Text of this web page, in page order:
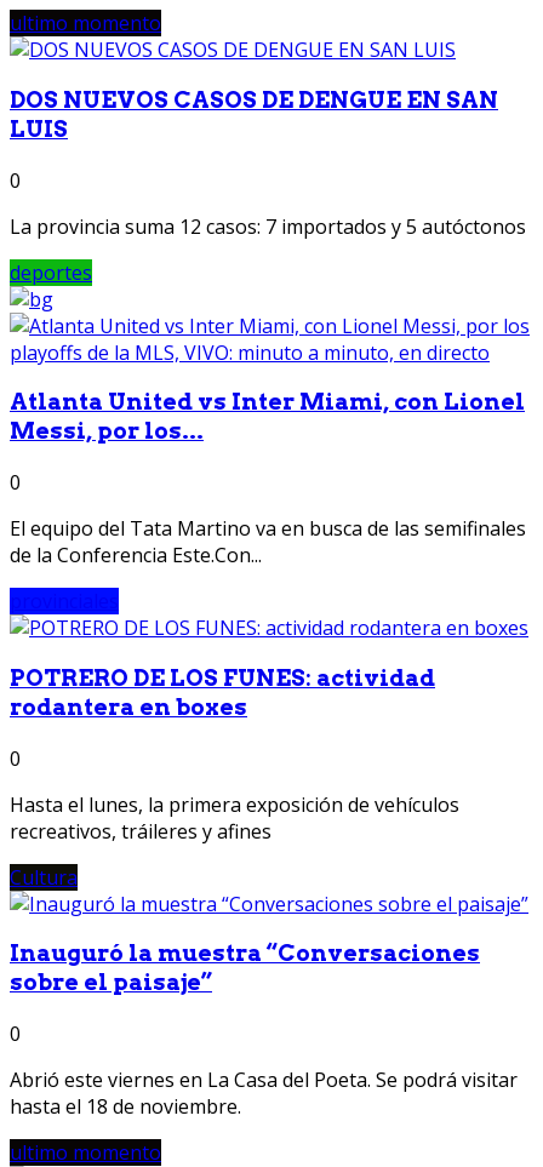
ultimo momento
DOS NUEVOS CASOS DE DENGUE EN SAN
LUIS
0
La provincia suma 12 casos: 7 importados y 5 autóctonos
deportes
Atlanta United vs Inter Miami, con Lionel
Messi, por los...
0
El equipo del Tata Martino va en busca de las semifinales
de la Conferencia Este.Con...
POTRERO DE LOS FUNES: actividad
rodantera en boxes
0
Hasta el lunes, la primera exposición de vehículos
recreativos, tráileres y afines
Cultura
Inauguró la muestra “Conversaciones
sobre el paisaje”
0
Abrió este viernes en La Casa del Poeta. Se podrá visitar
hasta el 18 de noviembre.
ultimo momento